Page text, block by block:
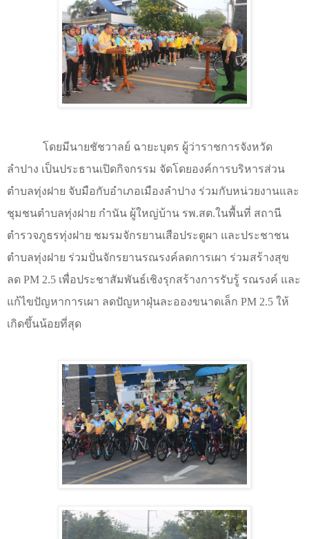
โดยมีนายชัชวาลย์ ฉายะบุตร ผู้ว่าราชการจังหวัด
ลำปาง เป็นประธานเปิดกิจกรรม จัดโดยองค์การบริหารส่วน
ตำบลทุ่งฝาย จับมือกับอำเภอเมืองลำปาง ร่วมกับหน่วยงานและ
ชุมชนตำบลทุ่งฝาย กำนัน ผู้ใหญ่บ้าน รพ.สต.ในพื้นที่ สถานี
ตำรวจภูธรทุ่งฝาย ชมรมจักรยานเสือประตูผา และประชาชน
ตำบลทุ่งฝาย ร่วมปั่นจักรยานรณรงค์ลดการเผา ร่วมสร้างสุข
ลด PM 2.5 เพื่อประชาสัมพันธ์เชิงรุกสร้างการรับรู้ รณรงค์ และ
แก้ไขปัญหาการเผา ลดปัญหาฝุ่นละอองขนาดเล็ก PM 2.5 ให้
เกิดขึ้นน้อยที่สุด